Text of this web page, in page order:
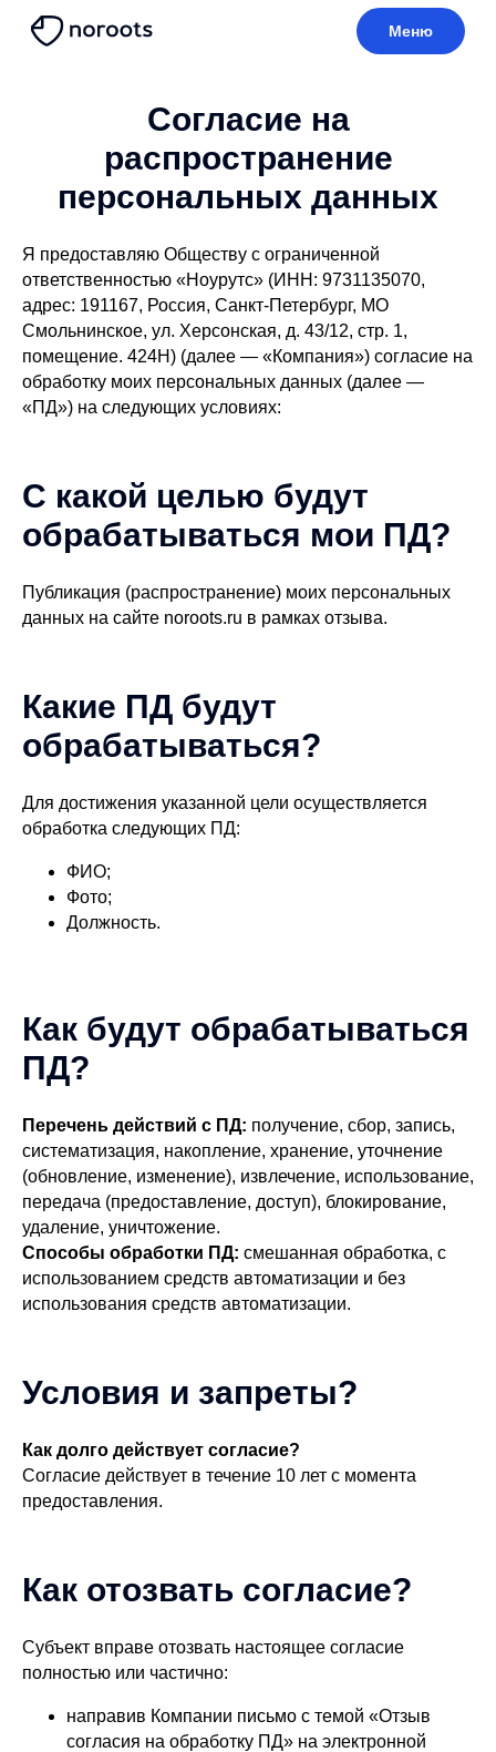
Согласие на
распространение
персональных данных
Я предоставляю Обществу с ограниченной
ответственностью «Ноурутс» (ИНН: 9731135070,
адрес: 191167, Россия, Санкт-Петербург, МО
Смольнинское, ул. Херсонская, д. 43/12, стр. 1,
помещение. 424Н) (далее — «Компания») согласие на
обработку моих персональных данных (далее —
«ПД») на следующих условиях:
С какой целью будут
обрабатываться мои ПД?
Публикация (распространение) моих персональных
данных на сайте noroots.ru в рамках отзыва.
Какие ПД будут
обрабатываться?
Для достижения указанной цели осуществляется
обработка следующих ПД:
ФИО;
Фото;
Должность.
Как будут обрабатываться
ПД?
Перечень действий с ПД: получение, сбор, запись,
систематизация, накопление, хранение, уточнение
(обновление, изменение), извлечение, использование,
передача (предоставление, доступ), блокирование,
удаление, уничтожение.
Способы обработки ПД: смешанная обработка, с
использованием средств автоматизации и без
использования средств автоматизации.
Условия и запреты?
Как долго действует согласие?
Согласие действует в течение 10 лет с момента
предоставления.
Как отозвать согласие?
Субъект вправе отозвать настоящее согласие
полностью или частично:
направив Компании письмо с темой «Отзыв
согласия на обработку ПД» на электронной